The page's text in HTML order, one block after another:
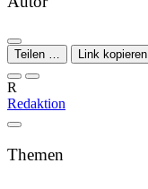
Teilen … Link kopieren
R
Redaktion
Themen